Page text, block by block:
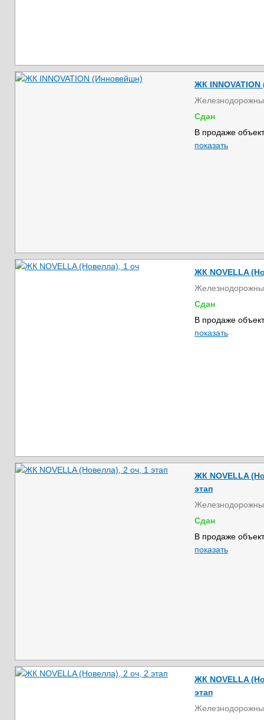
ЖК
Сдан
В продаже
показать
ЖК NOVELLA
Сдан
В продаже
показать
ЖК NOVELLA
этап
Сдан
В продаже
показать
ЖК NOVELLA
этап